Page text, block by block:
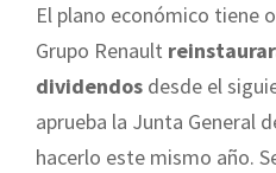
El plano económico tiene
Grupo Renault
dividendos desde el
aprueba la Junta General
hacerlo este mismo año.